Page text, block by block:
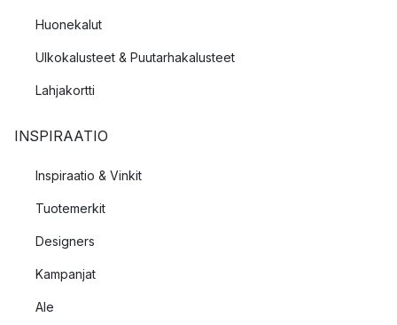
Huonekalut
Ulkokalusteet & Puutarhakalusteet
Lahjakortti
INSPIRAATIO
Inspiraatio & Vinkit
Tuotemerkit
Designers
Kampanjat
Ale